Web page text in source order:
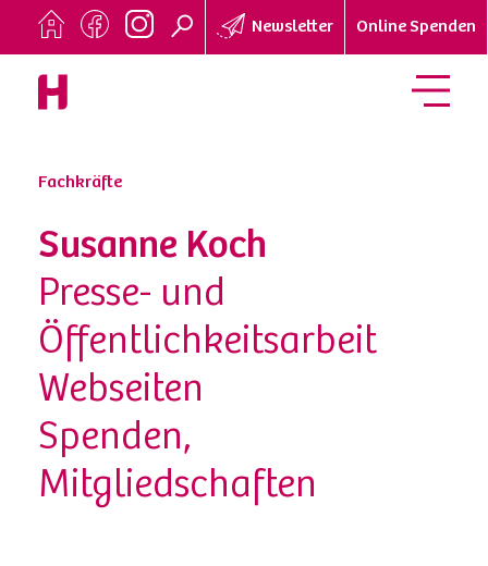
Newsletter Online Spenden
Fachkräfte
Susanne Koch
Presse- und
Öffentlichkeitsarbeit
Webseiten
Spenden,
Mitgliedschaften